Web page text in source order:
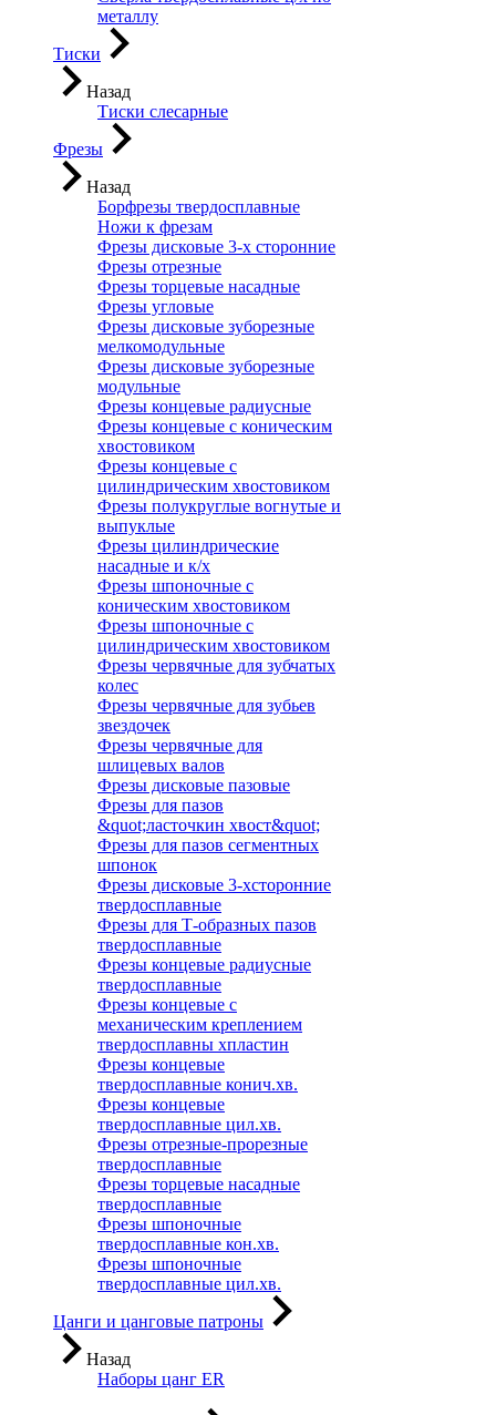
металлу
Тиски
Назад
Тиски слесарные
Фрезы
Назад
Борфрезы твердосплавные
Ножи к фрезам
Фрезы дисковые 3-х сторонние
Фрезы отрезные
Фрезы торцевые насадные
Фрезы угловые
Фрезы дисковые зуборезные
мелкомодульные
Фрезы дисковые зуборезные
модульные
Фрезы концевые радиусные
Фрезы концевые с коническим
хвостовиком
Фрезы концевые с
цилиндрическим хвостовиком
Фрезы полукруглые вогнутые и
выпуклые
Фрезы цилиндрические
насадные и к/х
Фрезы шпоночные с
коническим хвостовиком
Фрезы шпоночные с
цилиндрическим хвостовиком
Фрезы червячные для зубчатых
колес
Фрезы червячные для зубьев
звездочек
Фрезы червячные для
шлицевых валов
Фрезы дисковые пазовые
Фрезы для пазов
&quot;ласточкин хвост&quot;
Фрезы для пазов сегментных
шпонок
Фрезы дисковые 3-хсторонние
твердосплавные
Фрезы для Т-образных пазов
твердосплавные
Фрезы концевые радиусные
твердосплавные
Фрезы концевые с
механическим креплением
твердосплавны хпластин
Фрезы концевые
твердосплавные конич.хв.
Фрезы концевые
твердосплавные цил.хв.
Фрезы отрезные-прорезные
твердосплавные
Фрезы торцевые насадные
твердосплавные
Фрезы шпоночные
твердосплавные кон.хв.
Фрезы шпоночные
твердосплавные цил.хв.
Цанги и цанговые патроны
Назад
Наборы цанг ER